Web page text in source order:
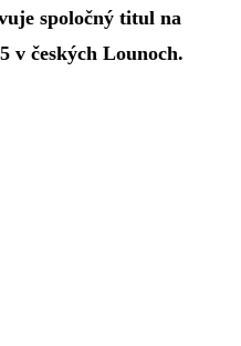
spoločný titul na
v českých Lounoch.